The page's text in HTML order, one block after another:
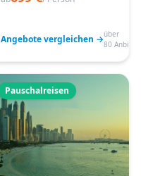
Angebote vergleichen →über
80
Pauschalreisen